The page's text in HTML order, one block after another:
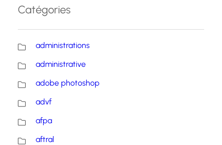
Catégories
administrations
administrative
adobe photoshop
advf
afpa
aftral